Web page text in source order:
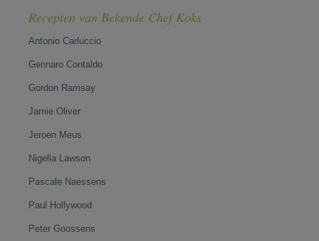
Recepten van Bekende Chef Koks
Antonio Carluccio
Gennaro Contaldo
Gordon Ramsay
Jamie Oliver
Jeroen Meus
Nigella Lawson
Pascale Naessens
Paul Hollywood
Peter Goossens